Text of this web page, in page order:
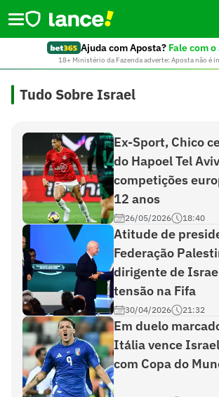
Ajuda com Aposta? Fale com
18+ Ministério da Fazenda adverte: Aposta não é
Tudo Sobre Israel
Ex-Sport, Chico
do Hapoel Tel
competições
12 anos
26/05/2026 18:40
Atitude de
Federação
dirigente de
tensão na Fifa
30/04/2026 21:32
Em duelo
Itália vence
com Copa do